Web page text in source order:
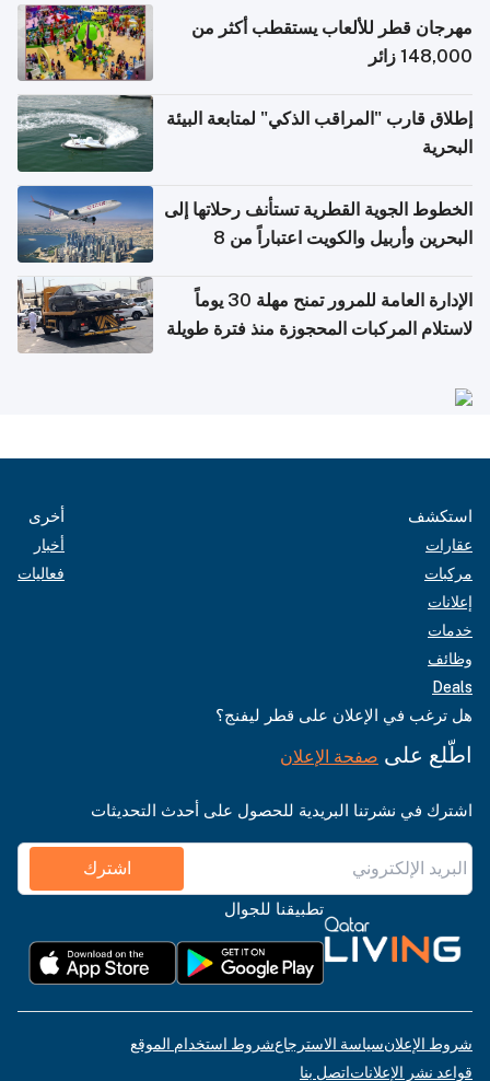
مهرجان قطر للألعاب يستقطب أكثر من
148,000 زائر
إطلاق قارب "المراقب الذكي" لمتابعة البيئة
البحرية
الخطوط الجوية القطرية تستأنف رحلاتها إلى
البحرين وأربيل والكويت اعتباراً من 8
الإدارة العامة للمرور تمنح مهلة 30 يوماً
لاستلام المركبات المحجوزة منذ فترة طويلة
استكشف
عقارات
مركبات
إعلانات
خدمات
وظائف
Deals
أخرى
أخبار
فعاليات
هل ترغب في الإعلان على قطر ليفنج؟
اطّلع على صفحة الإعلان
اشترك في نشرتنا البريدية للحصول على أحدث التحديثات
اشترك
تطبيقنا للجوال
شروط الإعلانسياسة الاسترجاعشروط استخدام الموقع
قواعد نشر الإعلاناتاتصل بنا